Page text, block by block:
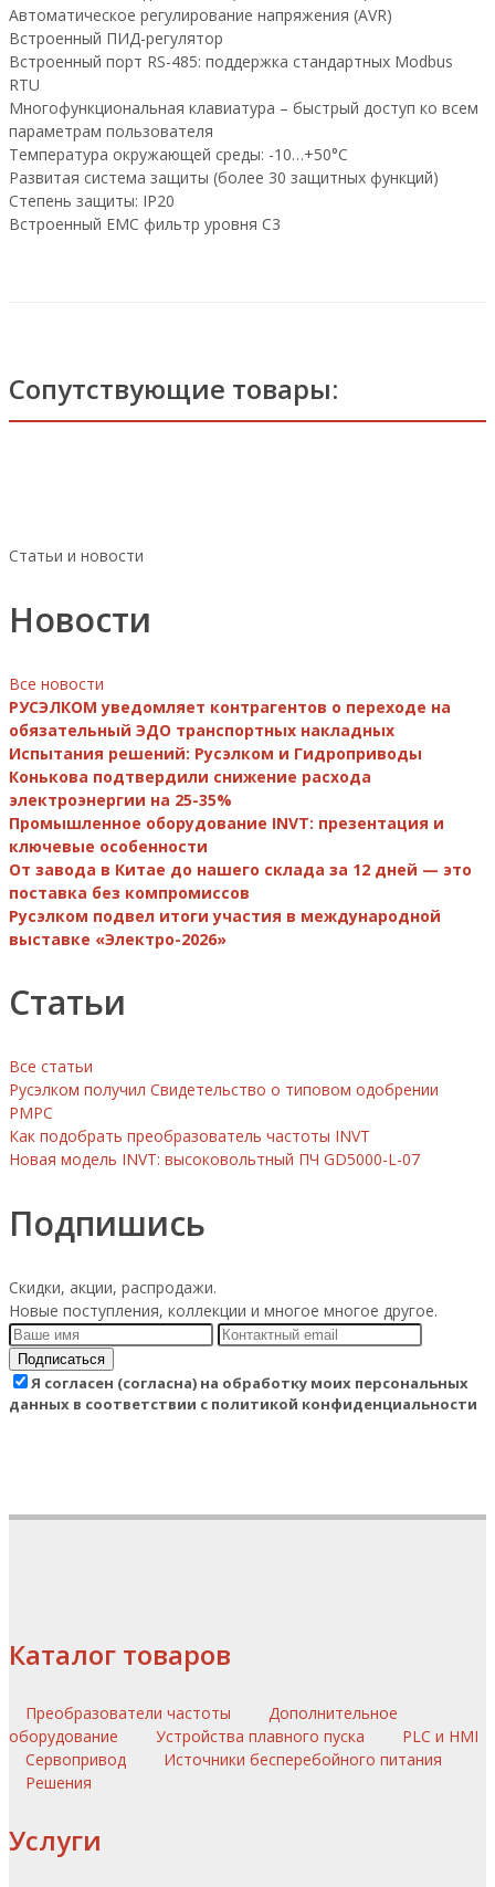
Автоматическое регулирование напряжения (AVR)
Встроенный ПИД-регулятор
Встроенный порт RS-485: поддержка стандартных Modbus
RTU
Многофункциональная клавиатура – быстрый доступ ко всем
параметрам пользователя
Температура окружающей среды: -10…+50°C
Развитая система защиты (более 30 защитных функций)
Степень защиты: IP20
Встроенный EMC фильтр уровня C3
Сопутствующие товары:
Статьи и новости
Новости
Все новости
РУСЭЛКОМ уведомляет контрагентов о переходе на
обязательный ЭДО транспортных накладных
Испытания решений: Русэлком и Гидроприводы
Конькова подтвердили снижение расхода
электроэнергии на 25-35%
Промышленное оборудование INVT: презентация и
ключевые особенности
От завода в Китае до нашего склада за 12 дней — это
поставка без компромиссов
Русэлком подвел итоги участия в международной
выставке «Электро-2026»
Статьи
Все статьи
Русэлком получил Свидетельство о типовом одобрении
РМРС
Как подобрать преобразователь частоты INVT
Новая модель INVT: высоковольтный ПЧ GD5000-L-07
Подпишись
Скидки, акции, распродажи.
Новые поступления, коллекции и многое многое другое.
Подписаться
Я согласен (согласна) на обработку моих персональных
данных в соответствии с политикой конфиденциальности
Каталог товаров
Преобразователи частоты
Дополнительное
оборудование
Устройства плавного пуска
PLC и HMI
Сервопривод
Источники бесперебойного питания
Решения
Услуги